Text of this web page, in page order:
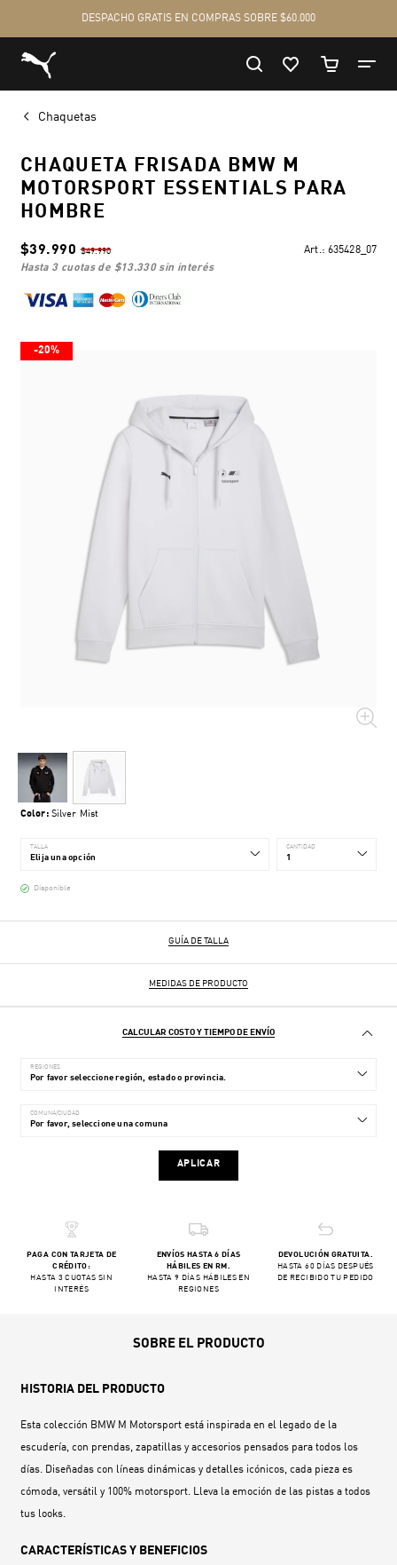
Chaquetas
CHAQUETA FRISADA BMW M
MOTORSPORT ESSENTIALS PARA
HOMBRE
$39.990 $49.990 Art.: 635428_07
hasta 3 cuotas de $13.330sin interés
-20%
Color: Silver Mist
TALLA CANTIDAD
Disponible
GUÍA DE TALLA
MEDIDAS DE PRODUCTO
CALCULAR COSTO Y TIEMPO DE ENVÍO
REGIONES
COMUNA/CIUDAD
APLICAR
PAGA CON TARJETA DE
CRÉDITO:
HASTA 3 CUOTAS SIN
INTERÉS
ENVÍOS HASTA 6 DÍAS
HÁBILES EN RM.
HASTA 9 DÍAS HÁBILES EN
REGIONES
DEVOLUCIÓN GRATUITA.
HASTA 60 DÍAS DESPUÉS
DE RECIBIDO TU PEDIDO
SOBRE EL PRODUCTO
HISTORIA DEL PRODUCTO
Esta colección BMW M Motorsport está inspirada en el legado de la
escudería, con prendas, zapatillas y accesorios pensados para todos los
días. Diseñadas con líneas dinámicas y detalles icónicos, cada pieza es
cómoda, versátil y 100% motorsport. Lleva la emoción de las pistas a todos
tus looks.
CARACTERÍSTICAS Y BENEFICIOS